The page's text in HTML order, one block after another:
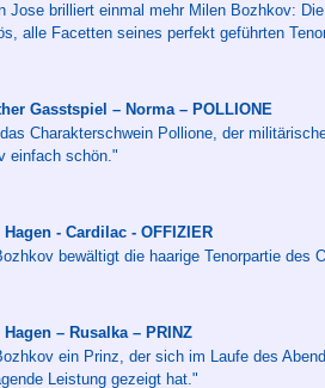
Jose brilliert einmal mehr Milen Bozhkov:
alle Facetten seines perfekt geführten
Gasstspiel – Norma – POLLIONE
Charakterschwein Pollione, der
einfach schön."
Hagen - Cardilac - OFFIZIER
bewältigt die haarige Tenorpartie des
Hagen – Rusalka – PRINZ
ein Prinz, der sich im Laufe des
Leistung gezeigt hat."